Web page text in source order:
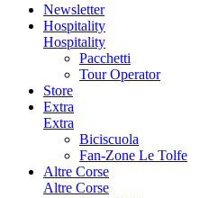
Newsletter
Hospitality
Hospitality
Pacchetti
Tour Operator
Store
Extra
Extra
Biciscuola
Fan-Zone Le Tolfe
Altre Corse
Altre Corse